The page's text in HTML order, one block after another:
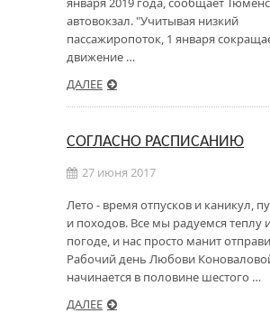
автовокзал. "Учитывая низкий
пассажиропоток, 1 января
движение …
ДАЛЕЕ
СОГЛАСНО РАСПИСАНИЮ
27 июня 2017
Лето - время отпусков и каникул,
и походов. Все мы радуемся теплу
погоде, и нас просто манит
Рабочий день Любови
начинается в половине шестого …
ДАЛЕЕ